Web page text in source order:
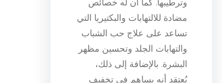
وترطيبها. كما أن له خصائص
مضادة للالتهابات والبكتيريا التي
تساعد على علاج حب الشباب
والتهابات الجلد وتحسين مظهر
البشرة. بالإضافة إلى ذلك،
يُعتقد أنه يساهم في تخفيف